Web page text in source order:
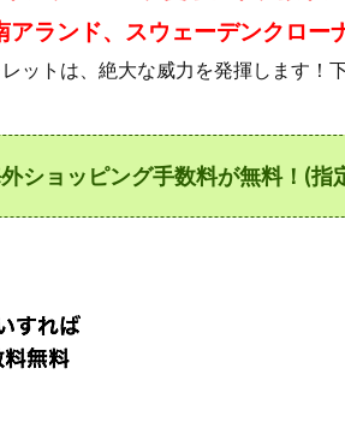
アランド、スウェーデンクロー
ットは、絶大な威力を発揮します！
ショッピング手数料が無料！(指